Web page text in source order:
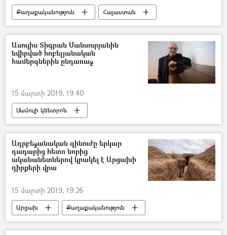
Քաղաքականություն
Հայաստան
ՀՀ Արտաքին գործերի նախարարություն. ԱԳՆ
Ասուլիս Տիգրան Մանսուրյանին
նվիրված հոբելյանական
համերգներին ընդառաջ
15 մարտի 2019, 19:40
Մամուլի կենտրոն
Ադրբեջանական զինուժը երկար
դադարից հետո նորից
ականանետներով կրակել է Արցախի
դիրքերի վրա
15 մարտի 2019, 19:26
Արցախ
Քաղաքականություն
Հայաստան